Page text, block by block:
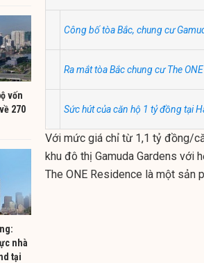
vốn
270
nhà
tại
Công bố tòa Bắc, chung cư
Ra mắt tòa Bắc chung cư The
Sức hút của căn hộ 1 tỷ đồng tại
Với mức giá chỉ từ 1,1 tỷ đồng/
khu đô thị Gamuda Gardens với
The ONE Residence là một sản